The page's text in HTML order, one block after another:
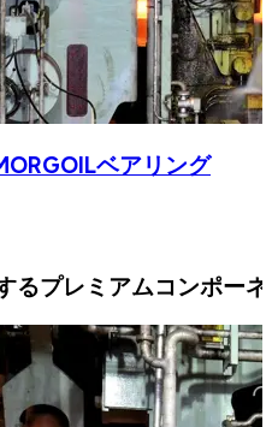
ベアリング
るプレミアムコンポー